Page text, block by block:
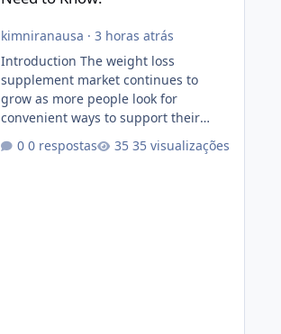
kimniranausa · 3 horas atrás
Introduction The weight loss
supplement market continues to
grow as more people look for
convenient ways to support their
goals. Among the products gaining
0 respostas 35 visualizações